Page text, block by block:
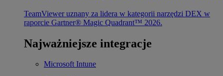
TeamViewer uznany za lidera w kategorii narzędzi DEX w
raporcie Gartner® Magic Quadrant™ 2026.
Najważniejsze integracje
Microsoft Intune